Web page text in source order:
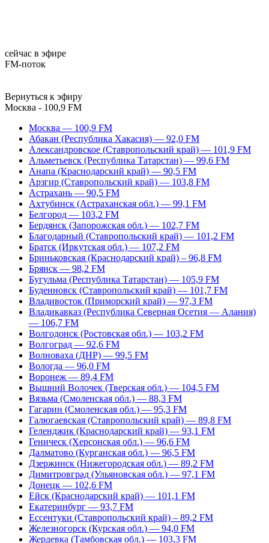
сейчас в эфире
FM-поток
Вернуться к эфиру
Москва - 100,9 FM
Москва — 100,9 FM
Абакан (Республика Хакасия) — 92,0 FM
Александровское (Ставропольский край) — 101,9 FM
Альметьевск (Республика Татарстан) — 99,6 FM
Анапа (Краснодарский край) — 90,5 FM
Арзгир (Ставропольский край) — 103,8 FM
Астрахань — 90,5 FM
Ахтубинск (Астраханская обл.) — 99,1 FM
Белгород — 103,2 FM
Бердянск (Запорожская обл.) — 102,7 FM
Благодарный (Ставропольский край) — 101,2 FM
Братск (Иркутская обл.) — 107,2 FM
Бриньковская (Краснодарский край) – 96,8 FM
Брянск — 98,2 FM
Бугульма (Республика Татарстан) — 105,9 FM
Буденновск (Ставропольский край) — 101,7 FM
Владивосток (Приморский край) — 97,3 FM
Владикавказ (Республика Северная Осетия — Алания)
— 106,7 FM
Волгодонск (Ростовская обл.) — 103,2 FM
Волгоград — 92,6 FM
Волноваха (ДНР) — 99,5 FM
Вологда — 96,0 FM
Воронеж — 89,4 FM
Вышний Волочек (Тверская обл.) — 104,5 FM
Вязьма (Смоленская обл.) — 88,3 FM
Гагарин (Смоленская обл.) — 95,3 FM
Галюгаевская (Ставропольский край) — 89,8 FM
Геленджик (Краснодарский край) — 93,1 FM
Геническ (Херсонская обл.) — 96,6 FM
Далматово (Курганская обл.) — 96,5 FM
Дзержинск (Нижегородская обл.) — 89,2 FM
Димитровград (Ульяновская обл.) — 97,1 FM
Донецк — 102,6 FM
Ейск (Краснодарский край) — 101,1 FM
Екатеринбург — 93,7 FM
Ессентуки (Ставропольский край) – 89,2 FM
Железногорск (Курская обл.) — 94,0 FM
Жердевка (Тамбовская обл.) — 103,3 FM